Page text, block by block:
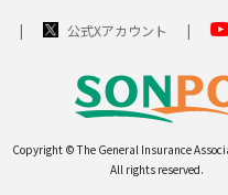
公式Xアカウント
Copyright © The General Insurance
All rights reserved.